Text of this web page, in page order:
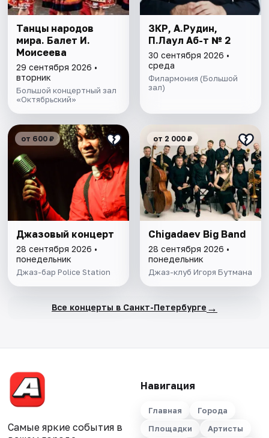
Танцы народов
мира. Балет И.
Моисеева
29 сентября 2026 •
вторник
Большой концертный зал
«Октябрьский»
ЗКР, А.Рудин,
П.Лаул Аб-т № 2
30 сентября 2026 •
среда
Филармония (Большой
зал)
от 600 ₽
Джазовый концерт
28 сентября 2026 •
понедельник
Джаз-бар Police Station
от 2 000 ₽
​Chigadaev Big Band
28 сентября 2026 •
понедельник
Джаз-клуб Игоря Бутмана
Все концерты в Санкт-Петербурге →
Самые яркие события в
Навигация
Главная
Города
Площадки
Артисты